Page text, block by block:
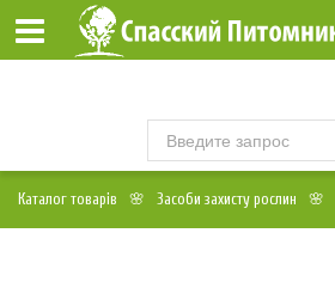
Каталог товарів Засоби захисту рослин